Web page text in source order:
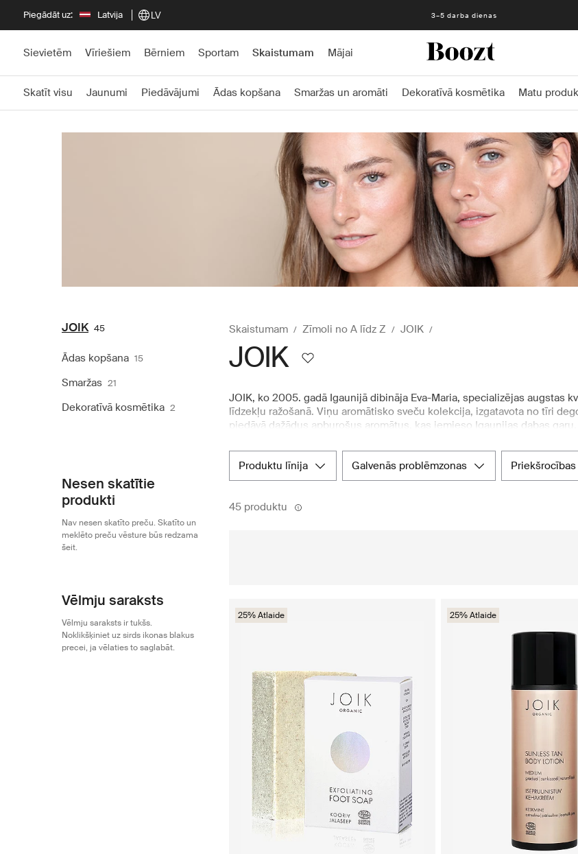
Piegādāt uz: Latvija LV 3–5 darba dienas
Sievietēm Vīriešiem Bērniem Sportam Skaistumam Mājai
Skatīt visu Jaunumi Piedāvājumi Ādas kopšana Smaržas un aromāti Dekoratīvā kosmētika Matu
JOIK 45
Ādas kopšana 15
Smaržas 21
Dekoratīvā kosmētika 2
Nesen skatītie
produkti
Nav nesen skatīto preču. Skatīto un
meklēto preču vēsture būs redzama
šeit.
Vēlmju saraksts
Vēlmju saraksts ir tukšs.
Noklikšķiniet uz sirds ikonas blakus
precei, ja vēlaties to saglabāt.
Skaistumam Zīmoli no A līdz Z JOIK
JOIK
JOIK, ko 2005. gadā Igaunijā dibināja Eva-Maria, specializējas augstas
līdzekļu ražošanā. Viņu aromātisko sveču kolekcija, izgatavota no tīri
piedāvā dažādus apburošus aromātus, kas iemieso Igaunijas dabas
labākās izejvielas, nodrošinot, ka katrs produkts ir gan efektīvs, gan
procesu, garantējot visaugstāko kvalitāti un svaigumu. Ikvienam, kurš
Boozt.com piedāvā ērtu un pieejamu platformu, kur viegli apskatīt un
produktu līnija galvenās problēmzonas priekšrocības
45 produktu
25% Atlaide 25% Atlaide